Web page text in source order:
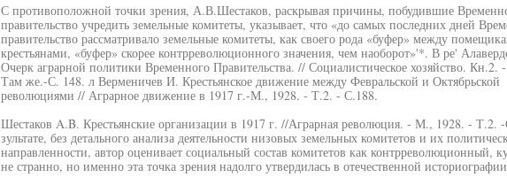
С противоположной точки зрения, А.В.Шестаков, раскрывая причины, побудившие
правительство учредить земельные комитеты, указывает, что «до самых последних дней
правительство рассматривало земельные комитеты, как своего рода «буфер» между
крестьянами, «буфер» скорее контрреволюционного значения, чем наоборот»'*. В ре'
Очерк аграрной политики Временного Правительства. // Социалистическое хозяйство. Кн.2.
Там же.-С. 148. л Верменичев И. Крестьянское движение между Февральской и Октябрьской
революциями // Аграрное движение в 1917 г.-М., 1928. - Т.2. - С.188.
Шестаков A.B. Крестьянские организации в 1917 г. //Аграрная революция. - М., 1928. - Т.2.
зультате, без детального анализа деятельности низовых земельных комитетов и их
направленности, автор оценивает социальный состав комитетов как контрреволюционный,
не странно, но именно эта точка зрения надолго утвердилась в отечественной